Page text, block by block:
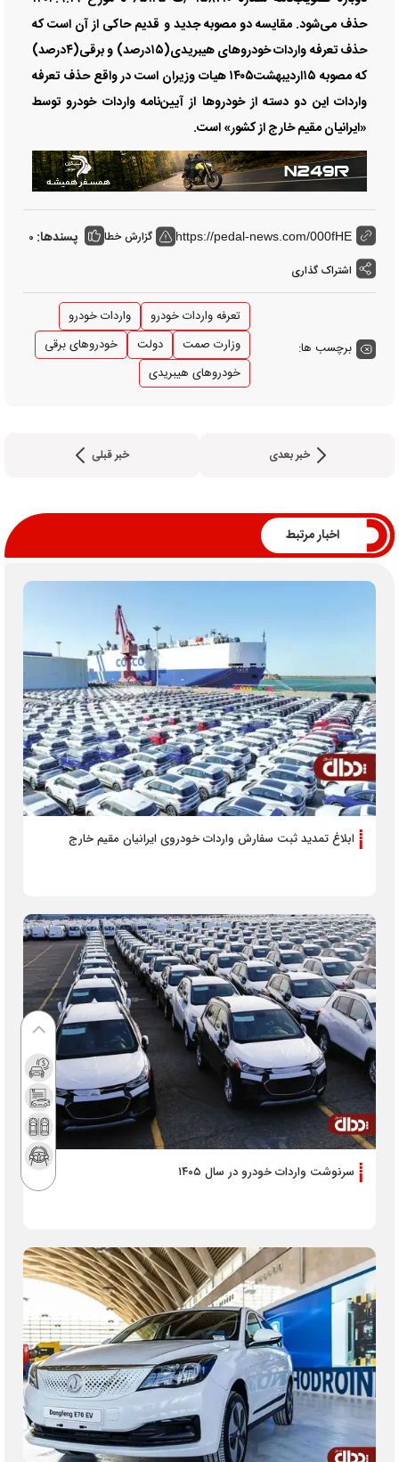
حذف می‌شود. مقایسه دو مصوبه جدید و قدیم حاکی از آن است که
حذف تعرفه واردات خودروهای هیبریدی(۱۵درصد) و برقی(۴درصد)
که مصوبه ۱۵اردیبهشت۱۴۰۵ هیات وزیران است در واقع حذف تعرفه
واردات این دو دسته از خودروها از آیین‌نامه واردات خودرو توسط
«ایرانیان مقیم خارج از کشور» است.
https://pedal-news.com/000fHE گزارش خطا پسندها: 0
اشتراک گذاری
برچسب ها:
تعرفه واردات خودرو
واردات خودرو
وزارت صمت
دولت
خودروهای برقی
خودروهای هیبریدی
خبر بعدی خبر قبلی
اخبار مرتبط
ابلاغ تمدید ثبت سفارش واردات خودروی ایرانیان مقیم خارج
سرنوشت واردات خودرو در سال ۱۴۰۵